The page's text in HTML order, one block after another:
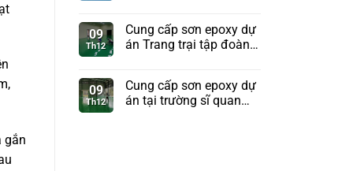
gắn
09
Th12
Cung cấp sơn epoxy dự
án Trang trại tập đoàn
09
Th12
Cung cấp sơn epoxy dự
án tại trường sĩ quan